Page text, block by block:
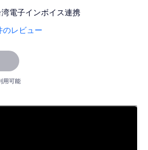
電子インボイス連携
のレビュー
用可能